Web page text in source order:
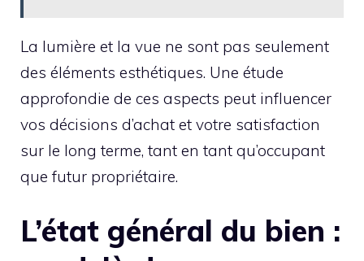
La lumière et la vue ne sont pas seulement
des éléments esthétiques. Une étude
approfondie de ces aspects peut influencer
vos décisions d’achat et votre satisfaction
sur le long terme, tant en tant qu’occupant
que futur propriétaire.
L’état général du bien :